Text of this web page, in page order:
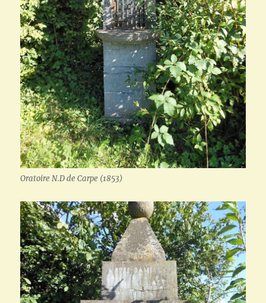
Oratoire N.D de Carpe (1853)